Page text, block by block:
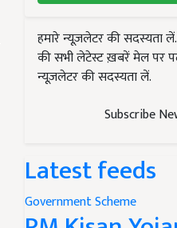
हमारे न्यूज़लेटर की सदस्यता
की सभी लेटेस्ट ख़बरें मेल पर
न्यूज़लेटर की सदस्यता लें.
Subscribe
Latest feeds
Government Scheme